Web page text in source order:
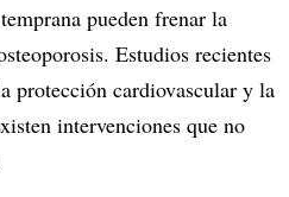
pueden frenar la
Estudios recientes
protección cardiovascular y la
intervenciones que no